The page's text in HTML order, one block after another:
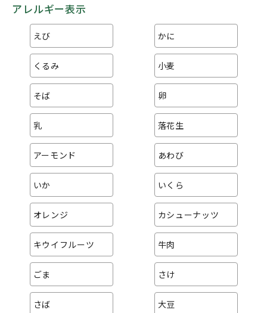
アレルギー表示
えび かに
くるみ 小麦
そば 卵
乳 落花生
アーモンド あわび
いか いくら
オレンジ カシューナッツ
キウイフルーツ 牛肉
ごま さけ
さば 大豆